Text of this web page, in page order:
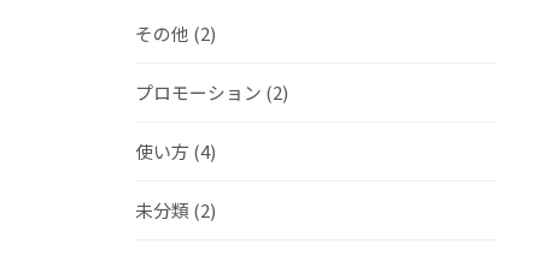
その他 (2)
プロモーション (2)
使い方 (4)
未分類 (2)